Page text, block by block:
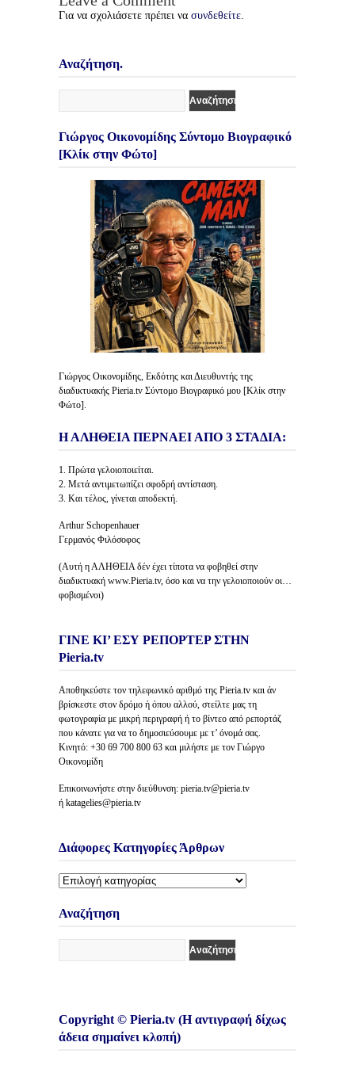
Για να σχολιάσετε πρέπει να συνδεθείτε.
Αναζήτηση.
Γιώργος Οικονομίδης Σύντομο Βιογραφικό
[Κλίκ στην Φώτο]
Γιώργος Οικονομίδης, Εκδότης και Διευθυντής της
διαδικτυακής Pieria.tv Σύντομο Βιογραφικό μου [Κλίκ στην
Φώτο].
Η ΑΛΗΘΕΙΑ ΠΕΡΝΑΕΙ ΑΠΟ 3 ΣΤΑΔΙΑ:
1. Πρώτα γελοιοποιείται.
2. Μετά αντιμετωπίζει σφοδρή αντίσταση.
3. Και τέλος, γίνεται αποδεκτή.
Arthur Schopenhauer
Γερμανός Φιλόσοφος
(Αυτή η ΑΛΗΘΕΙΑ δέν έχει τίποτα να φοβηθεί στην
διαδικτυακή www.Pieria.tv, όσο και να την γελοιοποιούν οι…
φοβισμένοι)
ΓΙΝΕ ΚΙ’ ΕΣΥ ΡΕΠΟΡΤΕΡ ΣΤΗΝ
Pieria.tv
Αποθηκεύστε τον τηλεφωνικό αριθμό της Pieria.tv και άν
βρίσκεστε στον δρόμο ή όπου αλλού, στείλτε μας τη
φωτογραφία με μικρή περιγραφή ή το βίντεο από ρεπορτάζ
που κάνατε για να το δημοσιεύσουμε με τ’ όνομά σας.
Κινητό: +30 69 700 800 63 και μιλήστε με τον Γιώργο
Οικονομίδη
Επικοινωνήστε στην διεύθυνση: pieria.tv@pieria.tv
ή katagelies@pieria.tv
Διάφορες Κατηγορίες Άρθρων
Διάφορες
Άρθρων
Αναζήτηση
Copyright © Pieria.tv (Η αντιγραφή δίχως
άδεια σημαίνει κλοπή)